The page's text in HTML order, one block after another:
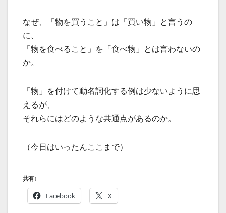
なぜ、「物を買うこと」は「買い物」と言うの
に、
「物を食べること」を「食べ物」とは言わないの
か。
「物」を付けて動名詞化する例は少ないように思
えるが、
それらにはどのような共通点があるのか。
（今日はいったんここまで）
共有:
Facebook X